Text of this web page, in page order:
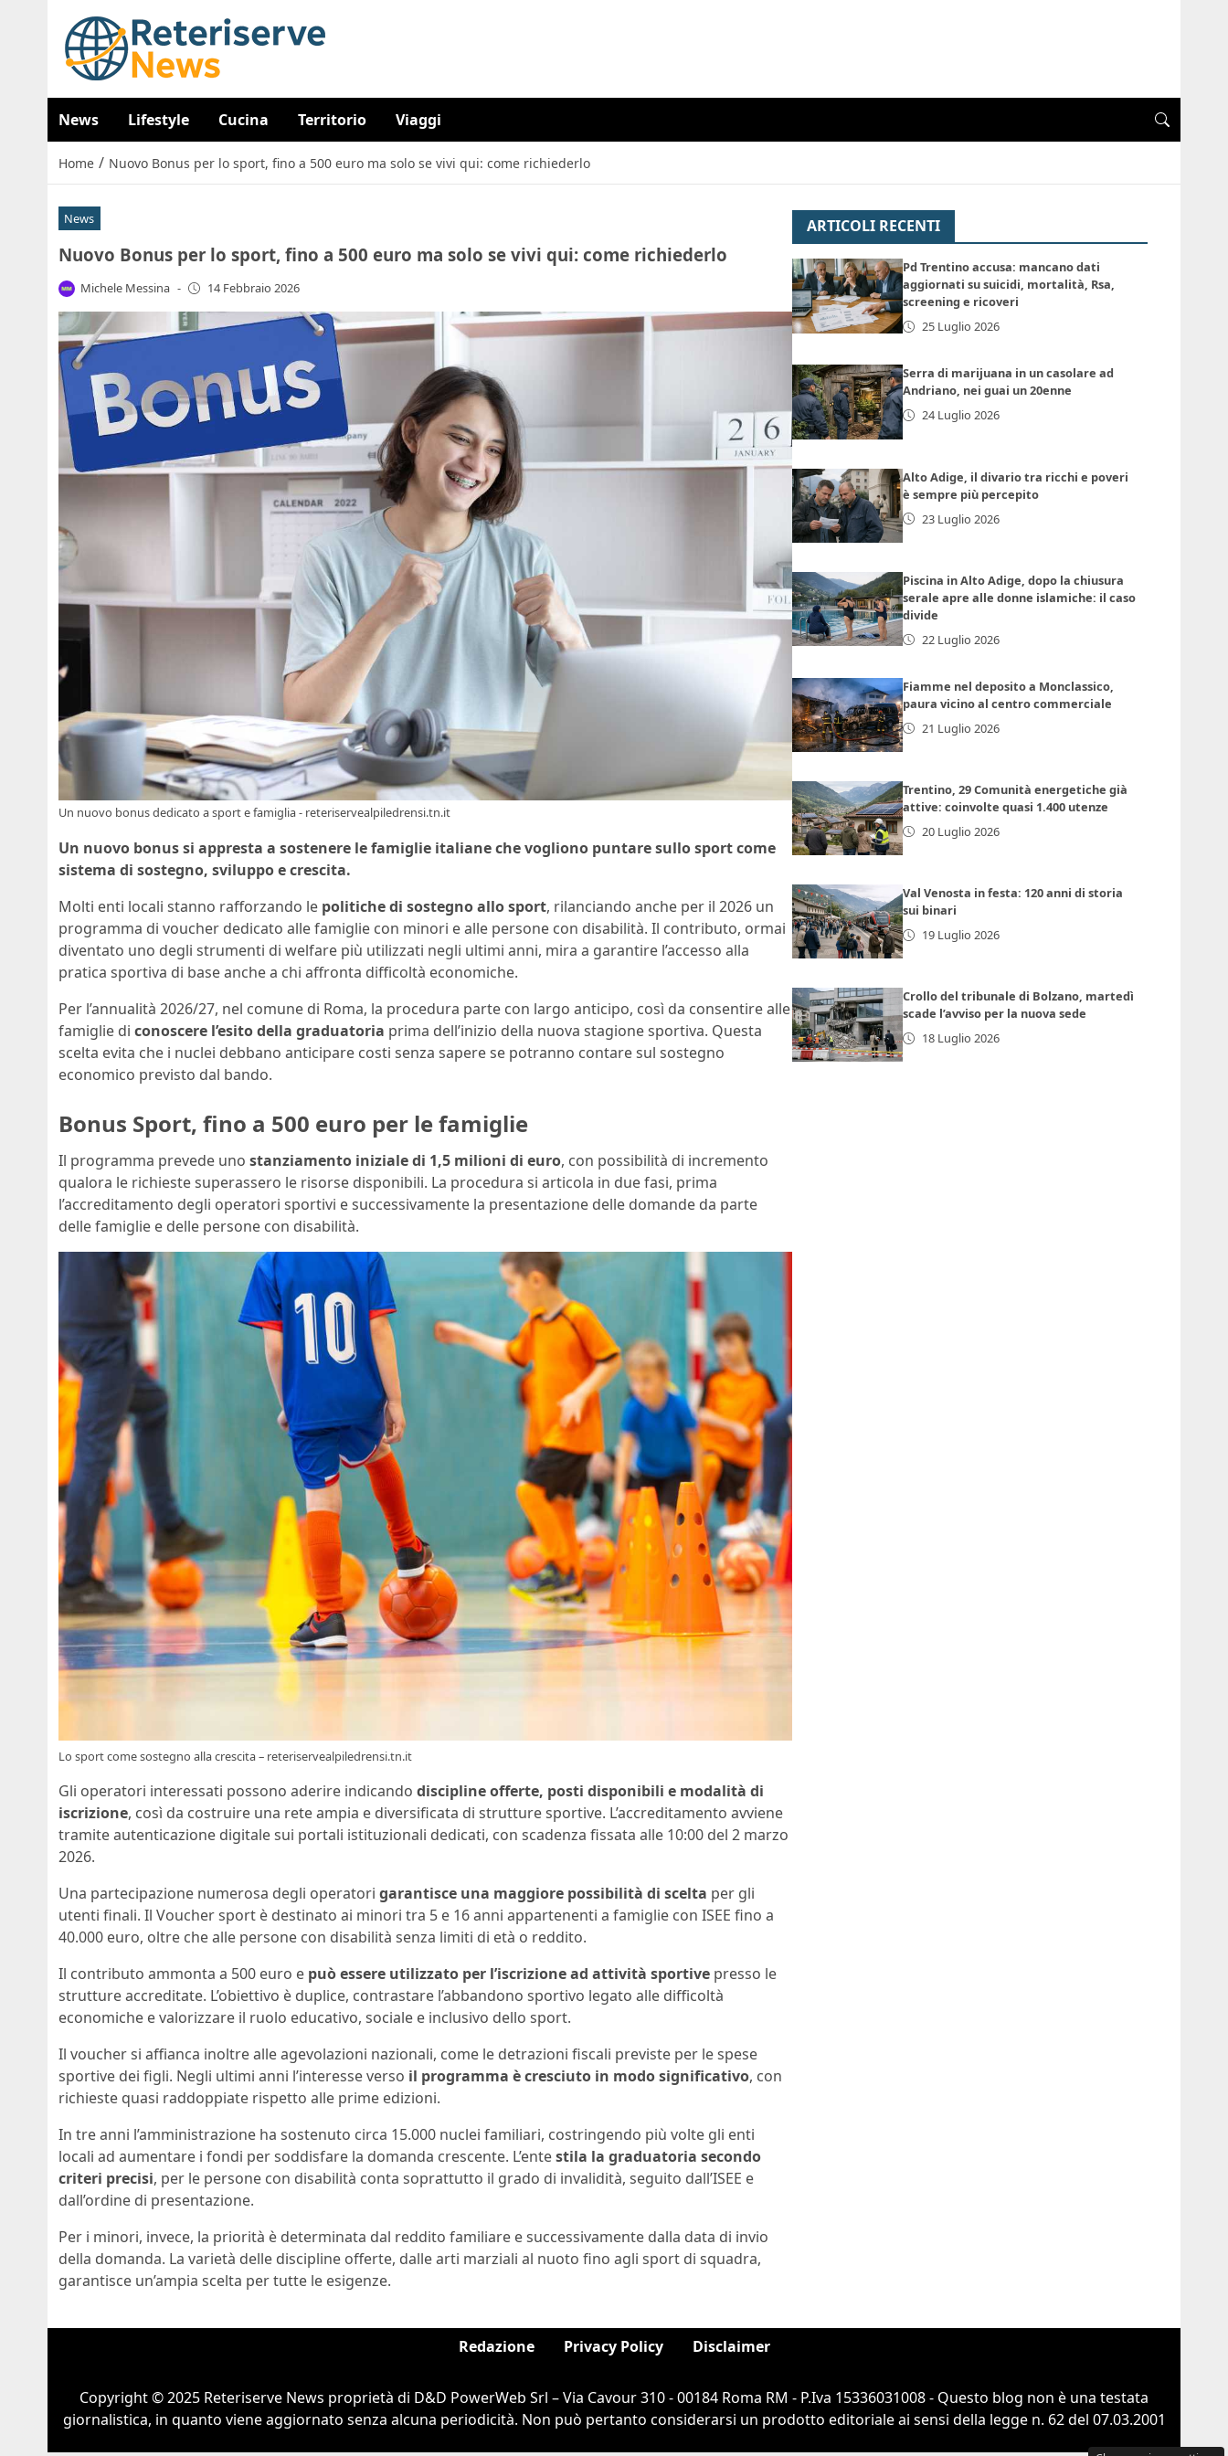
News Lifestyle Cucina Territorio Viaggi
Home / Nuovo Bonus per lo sport, fino a 500 euro ma solo se vivi qui: come richiederlo
News
Nuovo Bonus per lo sport, fino a 500 euro ma solo se vivi qui: come richiederlo
Michele Messina - 14 Febbraio 2026
Un nuovo bonus dedicato a sport e famiglia - reteriservealpiledrensi.tn.it
Un nuovo bonus si appresta a sostenere le famiglie italiane che vogliono puntare sullo sport come
sistema di sostegno, sviluppo e crescita.
Molti enti locali stanno rafforzando le politiche di sostegno allo sport, rilanciando anche per il 2026 un
programma di voucher dedicato alle famiglie con minori e alle persone con disabilità. Il contributo, ormai
diventato uno degli strumenti di welfare più utilizzati negli ultimi anni, mira a garantire l’accesso alla
pratica sportiva di base anche a chi affronta difficoltà economiche.
Per l’annualità 2026/27, nel comune di Roma, la procedura parte con largo anticipo, così da consentire alle
famiglie di conoscere l’esito della graduatoria prima dell’inizio della nuova stagione sportiva. Questa
scelta evita che i nuclei debbano anticipare costi senza sapere se potranno contare sul sostegno
economico previsto dal bando.
Bonus Sport, fino a 500 euro per le famiglie
Il programma prevede uno stanziamento iniziale di 1,5 milioni di euro, con possibilità di incremento
qualora le richieste superassero le risorse disponibili. La procedura si articola in due fasi, prima
l’accreditamento degli operatori sportivi e successivamente la presentazione delle domande da parte
delle famiglie e delle persone con disabilità.
Lo sport come sostegno alla crescita – reteriservealpiledrensi.tn.it
Gli operatori interessati possono aderire indicando discipline offerte, posti disponibili e modalità di
iscrizione, così da costruire una rete ampia e diversificata di strutture sportive. L’accreditamento avviene
tramite autenticazione digitale sui portali istituzionali dedicati, con scadenza fissata alle 10:00 del 2 marzo
2026.
Una partecipazione numerosa degli operatori garantisce una maggiore possibilità di scelta per gli
utenti finali. Il Voucher sport è destinato ai minori tra 5 e 16 anni appartenenti a famiglie con ISEE fino a
40.000 euro, oltre che alle persone con disabilità senza limiti di età o reddito.
Il contributo ammonta a 500 euro e può essere utilizzato per l’iscrizione ad attività sportive presso le
strutture accreditate. L’obiettivo è duplice, contrastare l’abbandono sportivo legato alle difficoltà
economiche e valorizzare il ruolo educativo, sociale e inclusivo dello sport.
Il voucher si affianca inoltre alle agevolazioni nazionali, come le detrazioni fiscali previste per le spese
sportive dei figli. Negli ultimi anni l’interesse verso il programma è cresciuto in modo significativo, con
richieste quasi raddoppiate rispetto alle prime edizioni.
In tre anni l’amministrazione ha sostenuto circa 15.000 nuclei familiari, costringendo più volte gli enti
locali ad aumentare i fondi per soddisfare la domanda crescente. L’entestila la graduatoria secondo
criteri precisi, per le persone con disabilità conta soprattutto il grado di invalidità, seguito dall’ISEE e
dall’ordine di presentazione.
Per i minori, invece, la priorità è determinata dal reddito familiare e successivamente dalla data di invio
della domanda. La varietà delle discipline offerte, dalle arti marziali al nuoto fino agli sport di squadra,
garantisce un’ampia scelta per tutte le esigenze.
ARTICOLI RECENTI
Pd Trentino accusa: mancano dati
aggiornati su suicidi, mortalità, Rsa,
screening e ricoveri
25 Luglio 2026
Serra di marijuana in un casolare ad
Andriano, nei guai un 20enne
24 Luglio 2026
Alto Adige, il divario tra ricchi e poveri
è sempre più percepito
23 Luglio 2026
Piscina in Alto Adige, dopo la chiusura
serale apre alle donne islamiche: il caso
divide
22 Luglio 2026
Fiamme nel deposito a Monclassico,
paura vicino al centro commerciale
21 Luglio 2026
Trentino, 29 Comunità energetiche già
attive: coinvolte quasi 1.400 utenze
20 Luglio 2026
Val Venosta in festa: 120 anni di storia
sui binari
19 Luglio 2026
Crollo del tribunale di Bolzano, martedì
scade l’avviso per la nuova sede
18 Luglio 2026
Redazione Privacy Policy Disclaimer
Copyright © 2025 Reteriserve News proprietà di D&D PowerWeb Srl – Via Cavour 310 - 00184 Roma RM - P.Iva 15336031008 - Questo blog non è una testata
giornalistica, in quanto viene aggiornato senza alcuna periodicità. Non può pertanto considerarsi un prodotto editoriale ai sensi della legge n. 62 del 07.03.2001